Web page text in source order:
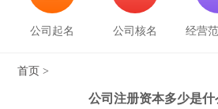
公司起名 公司核名 经营
首页 >
公司注册资本多少是什